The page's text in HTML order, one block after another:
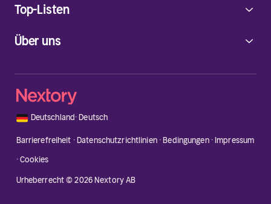
Über uns
Top-Listen
🇩🇪 Deutschland·Deutsch
Barrierefreiheit ·Datenschutzrichtlinien·Bedingungen· Impressum
·Cookies
Urheberrecht © 2026 Nextory AB